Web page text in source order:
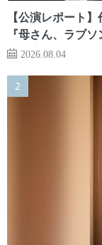
【公演レポート
『母さん、ラブソ
2026.08.04